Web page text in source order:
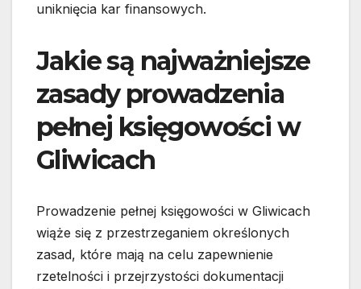
uniknięcia kar finansowych.
Jakie są najważniejsze
zasady prowadzenia
pełnej księgowości w
Gliwicach
Prowadzenie pełnej księgowości w Gliwicach
wiąże się z przestrzeganiem określonych
zasad, które mają na celu zapewnienie
rzetelności i przejrzystości dokumentacji